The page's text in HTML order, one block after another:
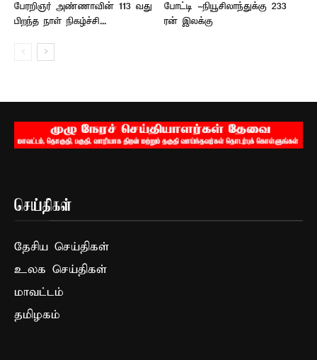
பேரறிஞர் அண்ணாவின் 113 வது
பிறந்த நாள் நிகழ்ச்சி...
போட்டி -நியூசிலாந்துக்கு 233
ரன் இலக்கு
செய்திகள்
தேசிய செய்திகள்
உலக செய்திகள்
மாவட்டம்
தமிழகம்